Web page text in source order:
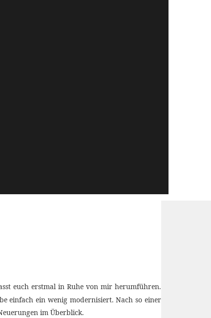
euch erstmal in Ruhe von mir herumführen.
einfach ein wenig modernisiert. Nach so einer
im Überblick.